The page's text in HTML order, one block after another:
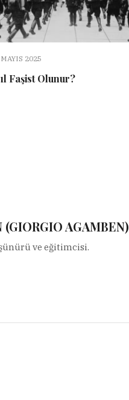
2025
Faşist Olunur?
AGAMBEN)
ve eğitimcisi.